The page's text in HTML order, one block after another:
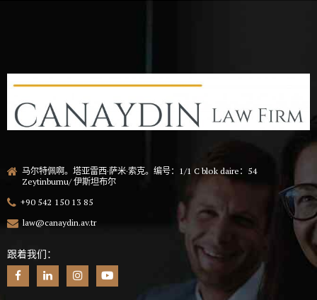
马尔特佩啊。塔亚雷西·萨米·索克。编号：1/1 C blok daire：54
Zeytinburnu/ 伊斯坦布尔
+90 542 150 13 85
law@canaydin.av.tr
跟着我们：